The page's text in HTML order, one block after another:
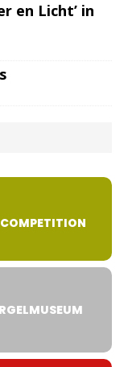
en Licht’ in